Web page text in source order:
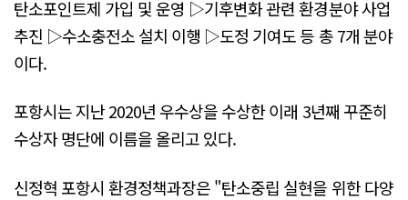
탄소포인트제 가입 및 운영 ▷기후변화 관련 환경분야 사업
추진 ▷수소충전소 설치 이행 ▷도정 기여도 등 총 7개 분야
이다.
포항시는 지난 2020년 우수상을 수상한 이래 3년째 꾸준히
수상자 명단에 이름을 올리고 있다.
신정혁 포항시 환경정책과장은 "탄소중립 실현을 위한 다양